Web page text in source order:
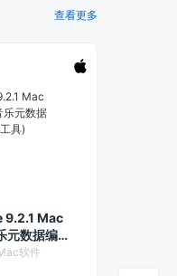
查看更多
9.2.1 Mac
元数据编
软件